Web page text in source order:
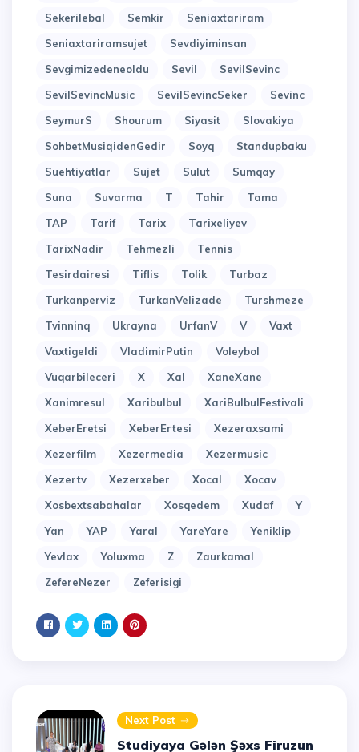
Sekerilebal
Semkir
Seniaxtariram
Seniaxtariramsujet
Sevdiyiminsan
Sevgimizedeneoldu
Sevil
SevilSevinc
SevilSevincMusic
SevilSevincSeker
Sevinc
SeymurS
Shourum Siyasit
Slovakiya
SohbetMusiqidenGedir
Soyq
Standupbaku
Suehtiyatlar
Sujet Sulut
Sumqay
Suna
Suvarma T Tahir
Tama
TAP
Tarif Tarix
Tarixeliyev
TarixNadir
Tehmezli
Tennis
Tesirdairesi
Tiflis Tolik
Turbaz
Turkanperviz
TurkanVelizade
Turshmeze
Tvinninq
Ukrayna UrfanV V
Vaxt
Vaxtigeldi
VladimirPutin
Voleybol
Vuqarbileceri
X Xal
XaneXane
Xanimresul
Xaribulbul
XariBulbulFestivali
XeberEretsi
XeberErtesi
Xezeraxsami
Xezerfilm
Xezermedia
Xezermusic
Xezertv
Xezerxeber Xocal
Xocav
Xosbextsabahalar
Xosqedem Xudaf
Y
Yan
YAP Yaral YareYare
Yeniklip
Yevlax
Yoluxma Z
Zaurkamal
ZefereNezer
Zeferisigi
Next Post
Studiyaya Gələn Şəxs Firuzun